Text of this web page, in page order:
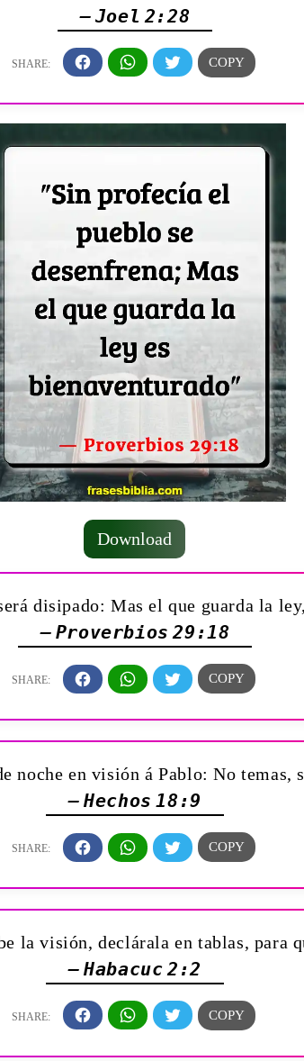
— Joel 2:28
Download
disipado: Mas el que guarda la
— Proverbios 29:18
noche en visión á Pablo: No temas,
— Hechos 18:9
la visión, declárala en tablas, para
— Habacuc 2:2